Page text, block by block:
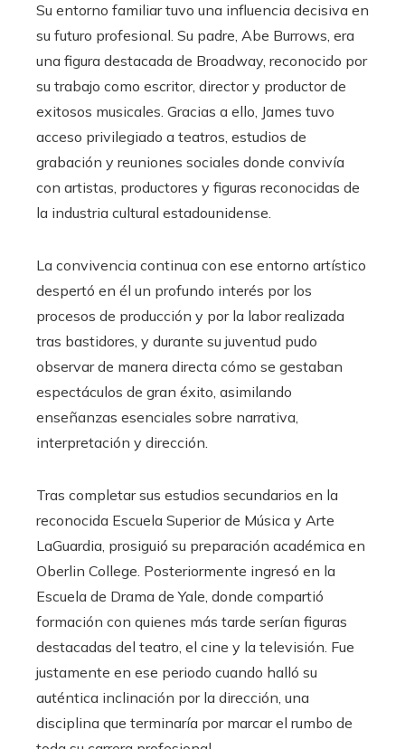
Su entorno familiar tuvo una influencia decisiva en
su futuro profesional. Su padre, Abe Burrows, era
una figura destacada de Broadway, reconocido por
su trabajo como escritor, director y productor de
exitosos musicales. Gracias a ello, James tuvo
acceso privilegiado a teatros, estudios de
grabación y reuniones sociales donde convivía
con artistas, productores y figuras reconocidas de
la industria cultural estadounidense.
La convivencia continua con ese entorno artístico
despertó en él un profundo interés por los
procesos de producción y por la labor realizada
tras bastidores, y durante su juventud pudo
observar de manera directa cómo se gestaban
espectáculos de gran éxito, asimilando
enseñanzas esenciales sobre narrativa,
interpretación y dirección.
Tras completar sus estudios secundarios en la
reconocida Escuela Superior de Música y Arte
LaGuardia, prosiguió su preparación académica en
Oberlin College. Posteriormente ingresó en la
Escuela de Drama de Yale, donde compartió
formación con quienes más tarde serían figuras
destacadas del teatro, el cine y la televisión. Fue
justamente en ese periodo cuando halló su
auténtica inclinación por la dirección, una
disciplina que terminaría por marcar el rumbo de